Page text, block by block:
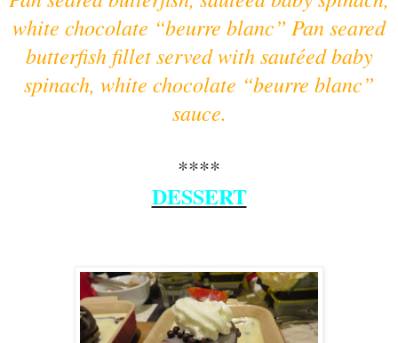
white chocolate “beurre blanc” Pan seared
butterfish fillet served with sautéed baby
spinach, white chocolate “beurre blanc”
sauce.
****
DESSERT